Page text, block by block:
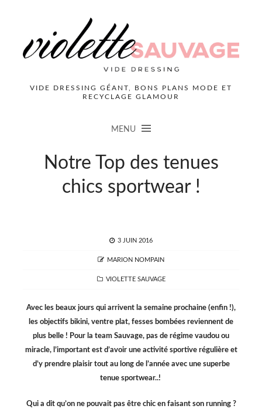
VIDE DRESSING GÉANT, BONS PLANS MODE ET
RECYCLAGE GLAMOUR
MENU
Notre Top des tenues
chics sportwear !
POSTED
3 JUIN 2016
AUTHOR
MARION NOMPAIN
CATEGORIES
VIOLETTE SAUVAGE
Avec les beaux jours qui arrivent la semaine prochaine (enfin !),
les objectifs bikini, ventre plat, fesses bombées reviennent de
plus belle ! Pour la team Sauvage, pas de régime vaudou ou
miracle, l’important est d’avoir une activité sportive régulière et
d’y prendre plaisir tout au long de l’année avec une superbe
tenue sportwear..!
Qui a dit qu’on ne pouvait pas être chic en faisant son running ?